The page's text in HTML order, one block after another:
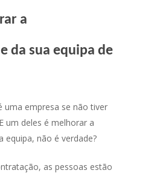
a
da sua equipa de
uma empresa se não tiver
um deles é melhorar a
equipa, não é verdade?
as pessoas estão